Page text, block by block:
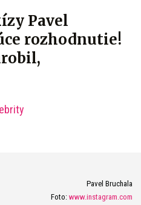
Pavel
rozhodnutie!
Pavel Bruchala
Foto: www.instagram.com